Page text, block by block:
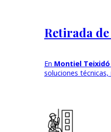
Retirada
En Montiel Teixidó
soluciones